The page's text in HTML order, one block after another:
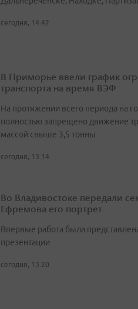
сегодня, 14:42
В Приморье ввели график
транспорта на время ВЭФ
На протяжении всего периода на
полностью запрещено движение
массой свыше 3,5 тонны
сегодня, 13:14
Во Владивостоке передали
Ефремова его портрет
Впервые работа была
презентации
сегодня, 13:20